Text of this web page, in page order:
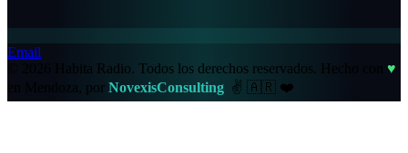
Email
© 2026 Habita Radio. Todos los derechos reservados.
Hecho con ♥
en Mendoza, por NovexisConsulting ✌️ 🇦🇷 ❤️